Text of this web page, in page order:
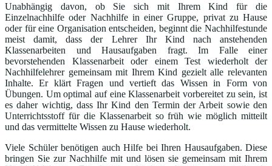
Unabhängig davon, ob Sie sich mit Ihrem Kind für die
Einzelnachhilfe oder Nachhilfe in einer Gruppe, privat zu Hause
oder für eine Organisation entscheiden, beginnt die Nachhilfestunde
meist damit, dass der Lehrer Ihr Kind nach anstehenden
Klassenarbeiten und Hausaufgaben fragt. Im Falle einer
bevorstehenden Klassenarbeit oder einem Test wiederholt der
Nachhilfelehrer gemeinsam mit Ihrem Kind gezielt alle relevanten
Inhalte. Er klärt Fragen und vertieft das Wissen in Form von
Übungen. Um optimal auf eine Klassenarbeit vorbereitet zu sein, ist
es daher wichtig, dass Ihr Kind den Termin der Arbeit sowie den
Unterrichtsstoff für die Klassenarbeit so früh wie möglich mitteilt
und das vermittelte Wissen zu Hause wiederholt.
Viele Schüler benötigen auch Hilfe bei Ihren Hausaufgaben. Diese
bringen Sie zur Nachhilfe mit und lösen sie gemeinsam mit Ihrem